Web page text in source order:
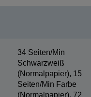
34 Seiten/Min
Schwarzweiß
(Normalpapier), 15
Seiten/Min Farbe
(Normalpapier), 72